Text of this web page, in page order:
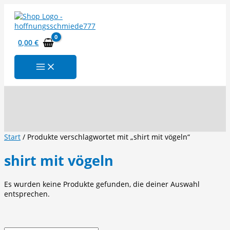
Inhalt
springen
0,00€
Start / Produkte verschlagwortet mit „shirt mit vögeln“
shirt mit vögeln
Es wurden keine Produkte gefunden, die deiner Auswahl
entsprechen.